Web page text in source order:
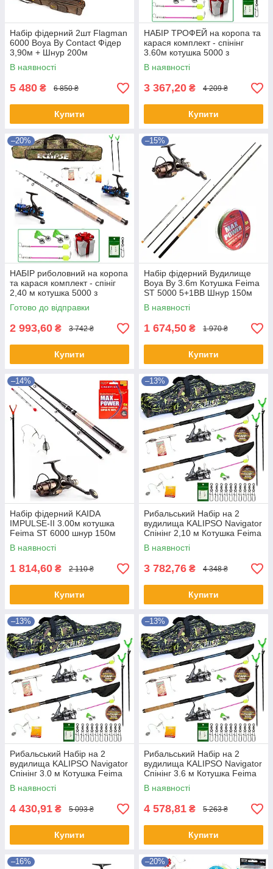
Набір фідерний 2шт Flagman
6000 Boya By Contact Фідер
3,90м + Шнур 200м
В наявності
5 480 ₴ 6 850 ₴
Купити
НАБІР ТРОФЕЙ на коропа та
карася комплект - спінінг
3.60м котушка 5000 з
бейтраннером
В наявності
3 367,20 ₴ 4 209 ₴
Купити
–20%
НАБІР риболовний на коропа
та карася комплект - спініг
2,40 м котушка 5000 з
бейтраннером
Готово до відправки
2 993,60 ₴ 3 742 ₴
Купити
–15%
Набір фідерний Вудилище
Boya By 3.6m Котушка Feima
ST 5000 5+1BB Шнур 150м
В наявності
1 674,50 ₴ 1 970 ₴
Купити
–14%
Набір фідерний KAIDA
IMPULSE-II 3.00м котушка
Feima ST 6000 шнур 150м
оснастка та підставка
В наявності
1 814,60 ₴ 2 110 ₴
Купити
–13%
Рибальський Набір на 2
вудилища KALIPSO Navigator
Спінінг 2,10 м Котушка Feima
Чохол Підставки Лісочка
Оснащення
В наявності
3 782,76 ₴ 4 348 ₴
Купити
–13%
Рибальський Набір на 2
вудилища KALIPSO Navigator
Спінінг 3.0 м Котушка Feima
Чохол Підставки Лісочка
Оснащення
В наявності
4 430,91 ₴ 5 093 ₴
Купити
–13%
Рибальський Набір на 2
вудилища KALIPSO Navigator
Спінінг 3.6 м Котушка Feima
Чохол Підставки Лісочка
Оснащення
В наявності
4 578,81 ₴ 5 263 ₴
Купити
–16% –20%